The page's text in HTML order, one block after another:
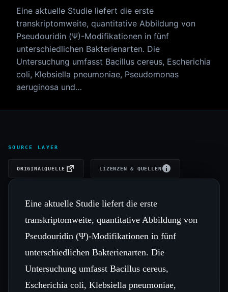
Eine aktuelle Studie liefert die erste
transkriptomweite, quantitative Abbildung von
Pseudouridin (Ψ)-Modifikationen in fünf
unterschiedlichen Bakterienarten. Die
Untersuchung umfasst Bacillus cereus, Escherichia
coli, Klebsiella pneumoniae, Pseudomonas
aeruginosa und…
SOURCE LAYER
ORIGINALQUELLE LIZENZEN & QUELLEN
Eine aktuelle Studie liefert die erste
transkriptomweite, quantitative Abbildung von
Pseudouridin (Ψ)-Modifikationen in fünf
unterschiedlichen Bakterienarten. Die
Untersuchung umfasst Bacillus cereus,
Escherichia coli, Klebsiella pneumoniae,